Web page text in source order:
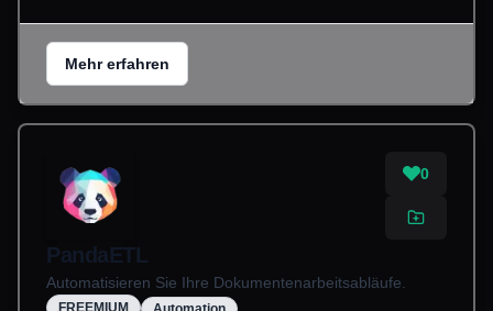
Mehr erfahren
0
PandaETL
Automatisieren Sie Ihre Dokumentenarbeitsabläufe.
FREEMIUM